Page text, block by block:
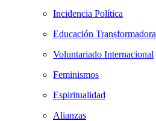
Incidencia Política
Educación Transformadora
Voluntariado Internacional
Feminismos
Espiritualidad
Alianzas